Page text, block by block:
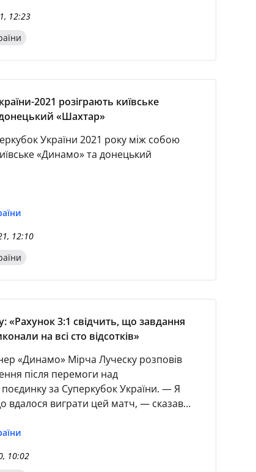
12:23
2021 розіграють київське
«Шахтар»
України 2021 року між собою
«Динамо» та донецький
12:10
«Рахунок 3:1 свідчить, що завдання
на всі сто відсотків»
«Динамо» Мірча Луческу розповів
після перемоги над
за Суперкубок України. — Я
вдалося виграти цей матч, — сказав
ті, хто вийшов на поле, віддали всі
10:02